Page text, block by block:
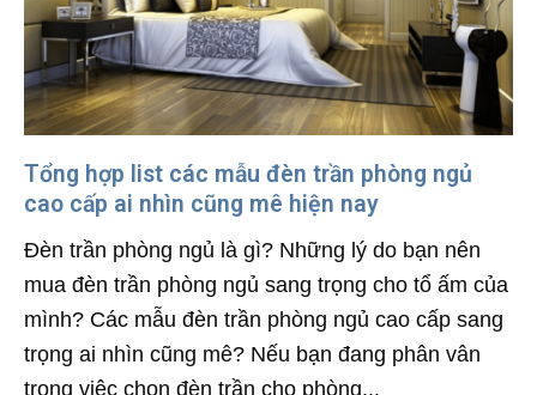
Tổng hợp list các mẫu đèn trần phòng ngủ
cao cấp ai nhìn cũng mê hiện nay
Đèn trần phòng ngủ là gì? Những lý do bạn nên
mua đèn trần phòng ngủ sang trọng cho tổ ấm của
mình? Các mẫu đèn trần phòng ngủ cao cấp sang
trọng ai nhìn cũng mê? Nếu bạn đang phân vân
trong việc chọn đèn trần cho phòng...